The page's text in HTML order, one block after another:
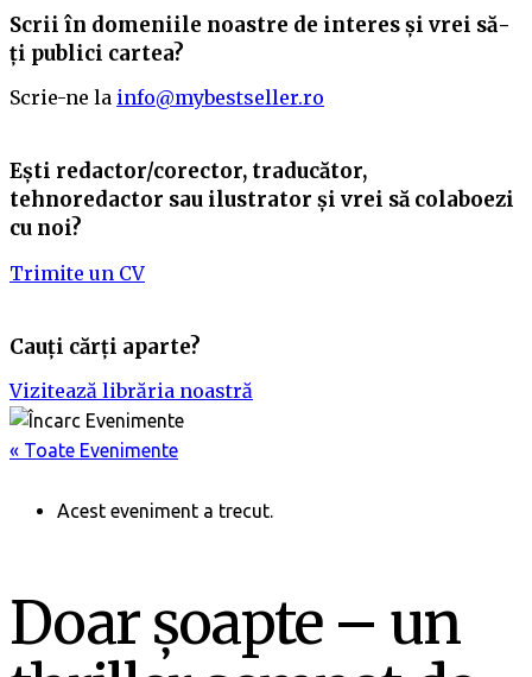
Scrii în domeniile noastre de interes și vrei să-
ți publici cartea?
Scrie-ne la info@mybestseller.ro
Ești redactor/corector, traducător,
tehnoredactor sau ilustrator și vrei să colaboezi
cu noi?
Trimite un CV
Cauți cărți aparte?
Vizitează librăria noastră
« Toate Evenimente
Acest eveniment a trecut.
Doar șoapte – un